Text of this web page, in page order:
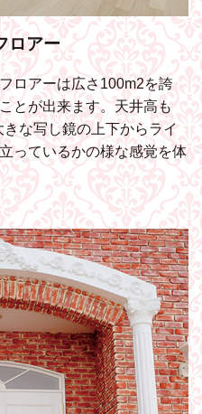
ロアー
ロアーは広さ100m2を誇
とが出来ます。天井高も
な写し鏡の上下からライ
っているかの様な感覚を体